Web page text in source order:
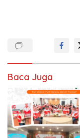
Baca Juga